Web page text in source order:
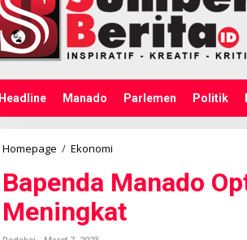
Headline Manado Parlemen Politik
Homepage / Ekonomi
p
e
n
d
Bapenda Manado
Meningkat